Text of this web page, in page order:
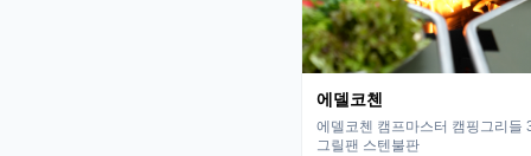
에델코첸
에델코첸 캠프마스터 캠핑그리들
그릴팬 스텐불판